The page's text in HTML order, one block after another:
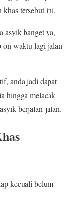
khas tersebut ini.
asyik banget ya,
on waktu lagi jalan-
anda jadi dapat
hingga melacak
berjalan-jalan.
kecuali belum